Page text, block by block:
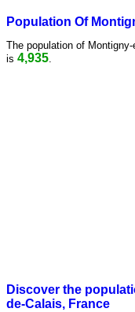
Population Of
The population of
is 4,935
Discover the
de-Calais, France